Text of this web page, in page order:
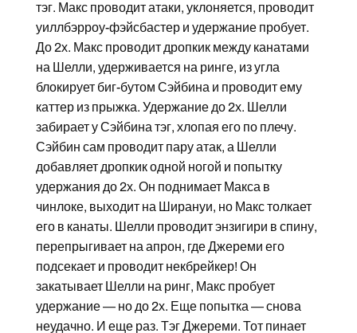
тэг. Макс проводит атаки, уклоняется, проводит
уиллбэрроу-фэйсбастер и удержание пробует.
До 2х. Макс проводит дропкик между канатами
на Шелли, удерживается на ринге, из угла
блокирует биг-бутом Сэйбина и проводит ему
каттер из прыжка. Удержание до 2х. Шелли
забирает у Сэйбина тэг, хлопая его по плечу.
Сэйбин сам проводит пару атак, а Шелли
добавляет дропкик одной ногой и попытку
удержания до 2х. Он поднимает Макса в
чинлоке, выходит на Ширануи, но Макс толкает
его в канаты. Шелли проводит энзигири в спину,
перепрыгивает на апрон, где Джереми его
подсекает и проводит некбрейкер! Он
закатывает Шелли на ринг, Макс пробует
удержание — но до 2х. Еще попытка — снова
неудачно. И еще раз. Тэг Джереми. Тот пинает